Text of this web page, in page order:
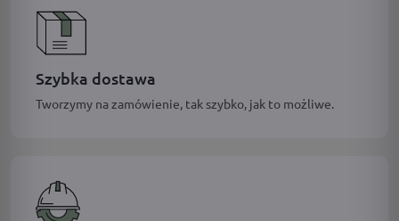
Szybka dostawa
Tworzymy na zamówienie, tak szybko, jak to możliwe.